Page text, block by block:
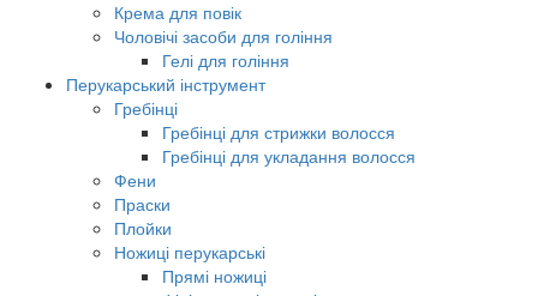
Крема для повік
Чоловічі засоби для гоління
Гелі для гоління
Перукарський інструмент
Гребінці
Гребінці для стрижки волосся
Гребінці для укладання волосся
Фени
Праски
Плойки
Ножиці перукарські
Прямі ножиці